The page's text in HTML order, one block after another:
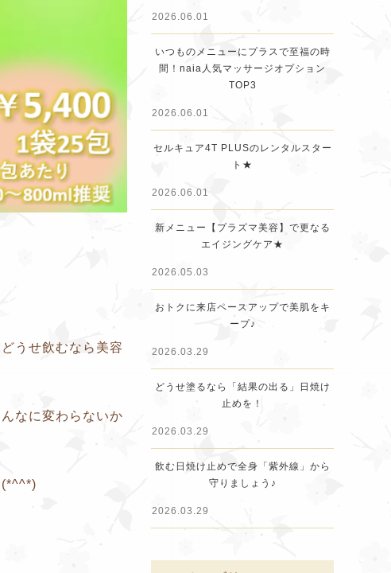
うせ飲むなら美容
なに変わらないか
(*^^*)
2026.06.01
いつものメニューにプラスで至福の時
間！naia人気マッサージオプション
TOP3
2026.06.01
セルキュア4T PLUSのレンタルスター
ト★
2026.06.01
新メニュー【プラズマ美容】で更なる
エイジングケア★
2026.05.03
おトクに来店ペースアップで美肌をキ
ープ♪
2026.03.29
どうせ塗るなら「結果の出る」日焼け
止めを！
2026.03.29
飲む日焼け止めで全身「紫外線」から
守りましょう♪
2026.03.29